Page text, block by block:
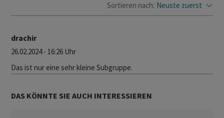
Sortieren nach: Neuste zuerst
drachir
26.02.2024 - 16:26 Uhr
Das ist nur eine sehr kleine Subgruppe.
DAS KÖNNTE SIE AUCH INTERESSIEREN